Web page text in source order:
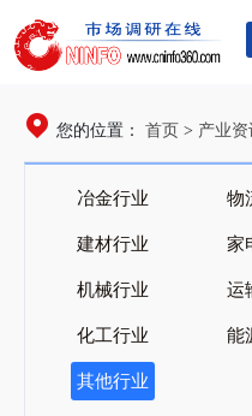
您的位置： 首页 > 产业资
冶金行业 物
建材行业 家
机械行业 运
化工行业 能
其他行业